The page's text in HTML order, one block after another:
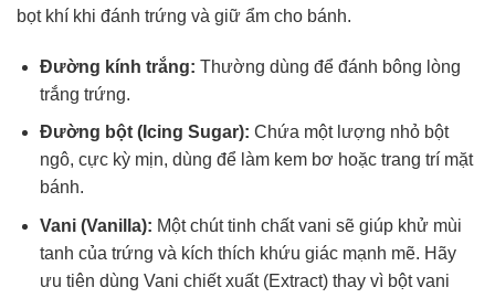
bọt khí khi đánh trứng và giữ ẩm cho bánh.
Đường kính trắng: Thường dùng để đánh bông lòng
trắng trứng.
Đường bột (Icing Sugar): Chứa một lượng nhỏ bột
ngô, cực kỳ mịn, dùng để làm kem bơ hoặc trang trí mặt
bánh.
Vani (Vanilla): Một chút tinh chất vani sẽ giúp khử mùi
tanh của trứng và kích thích khứu giác mạnh mẽ. Hãy
ưu tiên dùng Vani chiết xuất (Extract) thay vì bột vani